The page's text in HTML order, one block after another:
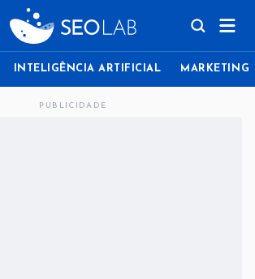
INTELIGÊNCIA ARTIFICIAL MARKETING
PUBLICIDADE